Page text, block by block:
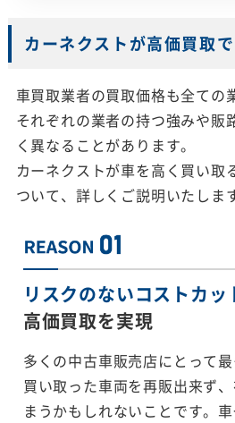
カーネクストが高価買取
車買取業者の買取価格も全ての
それぞれの業者の持つ強みや販
く異なることがあります。
カーネクストが車を高く買い取
ついて、詳しくご説明いたしま
リスクのないコストカッ
高価買取を実現
多くの中古車販売店にとって最
買い取った車両を再販出来ず
まうかもしれないことです。